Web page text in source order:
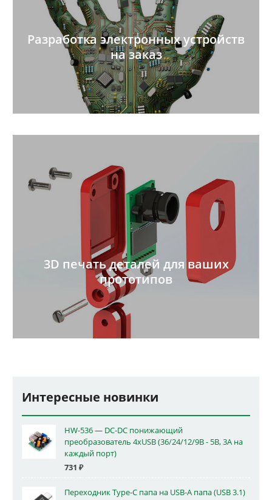
Разработка электронных устройств
на заказ
3D печать деталей для ваших
прототипов
Интересные новинки
HW-536 — DC-DC понижающий
преобразователь 4xUSB (36/24/12/9В - 5В, 3А на
каждый порт)
731 ₽
Переходник Type-C папа на USB-A папа (USB 3.1)